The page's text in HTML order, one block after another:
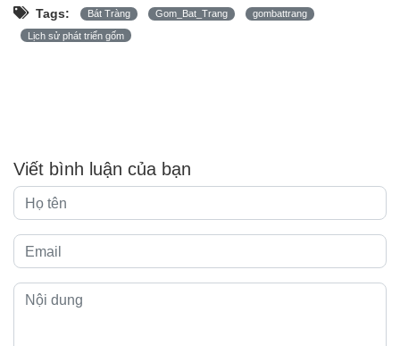
Tags: Bát Tràng Gom_Bat_Trang gombattrang
Lịch sử phát triển gốm
Viết bình luận của bạn